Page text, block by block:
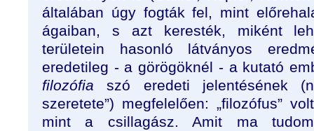
általában úgy fogták fel, mint
ágaiban, s azt keresték, miként
területein hasonló látványos
eredetileg - a görögöknél - a kutató
filozófiaszó eredeti jelentésének
szeretete”) megfelelően: „filozófus”
mint a csillagász. Amit ma